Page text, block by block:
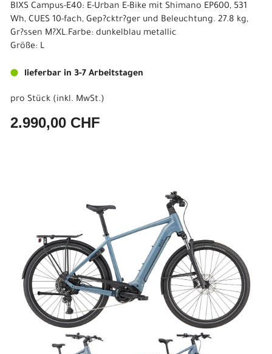
BIXS Campus-E40: E-Urban E-Bike mit Shimano EP600, 531
Wh, CUES 10-fach, Gep?cktr?ger und Beleuchtung. 27.8 kg,
Gr?ssen M?XL.Farbe: dunkelblau metallic
Größe: L
lieferbar in 3-7 Arbeitstagen
pro Stück (inkl. MwSt.)
2.990,00 CHF